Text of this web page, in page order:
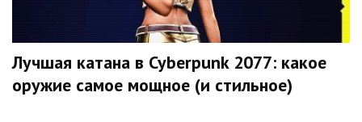
Лучшая катана в Cyberpunk 2077: какое
оружие самое мощное (и стильное)